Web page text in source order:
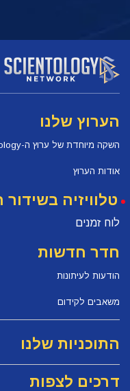
הערוץ שלנו
השקה מיוחדת של ערוץ ה-Scientology
אודות הערוץ
טלוויזיה בשידור
לוח זמנים
חדר חדשות
הודעות לעיתונות
משאבים לקידום
התוכניות שלנו
דרכים לצפות